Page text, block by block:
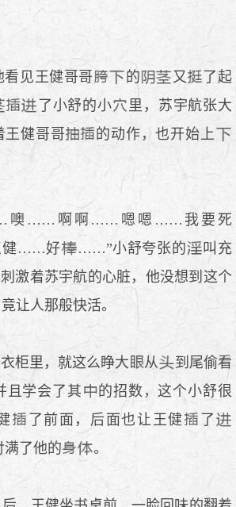
看见王健哥哥 的 又
了起
了小舒的小
里，苏宇航张大
王健哥哥
的动作，也开始上
……啊啊……嗯嗯……我要死
……好 ……”小舒夸张的
叫充
激着苏宇航的心脏，他没想到这个
让人那般快活。
柜里，就这么睁大 从
到尾偷看
且学会了其
的招数，这个小舒很
了前面，后面也让王健
了
满了他的 。